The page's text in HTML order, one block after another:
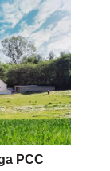
PCC